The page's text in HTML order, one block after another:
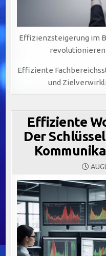
Effizienzsteigerung im
Effiziente
und
Effiziente
Der